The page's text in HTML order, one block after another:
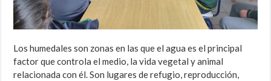
Los humedales son zonas en las que el agua es el principal
factor que controla el medio, la vida vegetal y animal
relacionada con él. Son lugares de refugio, reproducción,